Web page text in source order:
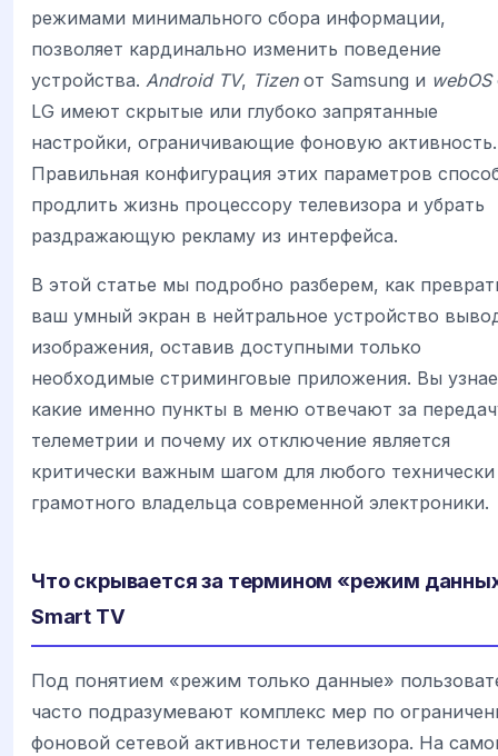
режимами минимального сбора информации,
позволяет кардинально изменить поведение
устройства. Android TV, Tizenот Samsung и webOS
LG имеют скрытые или глубоко запрятанные
настройки, ограничивающие фоновую активность.
Правильная конфигурация этих параметров
продлить жизнь процессору телевизора и убрать
раздражающую рекламу из интерфейса.
В этой статье мы подробно разберем, как
ваш умный экран в нейтральное устройство
изображения, оставив доступными только
необходимые стриминговые приложения. Вы
какие именно пункты в меню отвечают за
телеметрии и почему их отключение является
критически важным шагом для любого технически
грамотного владельца современной электроники.
Что скрывается за термином «режим
Smart TV
Под понятием «режим только данные»
часто подразумевают комплекс мер по
фоновой сетевой активности телевизора. На